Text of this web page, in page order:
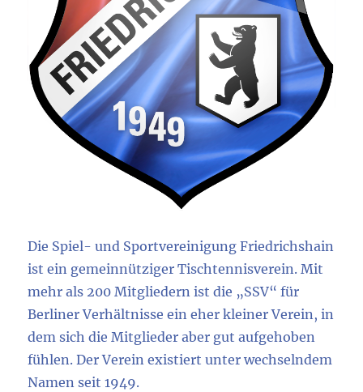
Die Spiel- und Sportvereinigung Friedrichshain
ist ein gemeinnütziger Tischtennisverein. Mit
mehr als 200 Mitgliedern ist die „SSV“ für
Berliner Verhältnisse ein eher kleiner Verein, in
dem sich die Mitglieder aber gut aufgehoben
fühlen. Der Verein existiert unter wechselndem
Namen seit 1949.